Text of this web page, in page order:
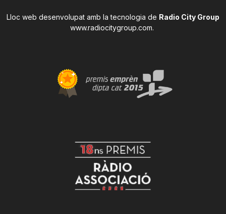
Lloc web desenvolupat amb la tecnologia de Radio City Group
www.radiocitygroup.com.